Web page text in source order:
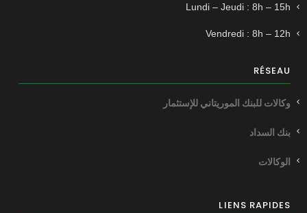
Lundi – Jeudi : 8h – 15h
Vendredi : 8h – 12h
RÉSEAU
وكالات للبنك الموريتاني للإستثمار
بنك السداد
الوكالات
LIENS RAPIDES